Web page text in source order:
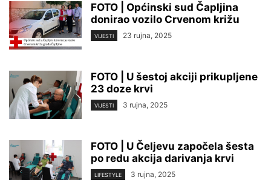
FOTO | Općinski sud Čapljina
donirao vozilo Crvenom križu
VIJESTI 23 rujna, 2025
FOTO | U šestoj akciji prikupljene
23 doze krvi
VIJESTI 3 rujna, 2025
FOTO | U Čeljevu započela šesta
po redu akcija darivanja krvi
LIFESTYLE 3 rujna, 2025